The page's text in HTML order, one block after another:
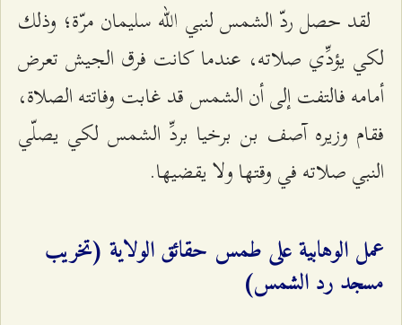
لقد حصل ردّ الشمس لنبي الله سليمان مرّة؛ وذلك
لكي يؤدِّي صلاته، عندما كانت فرق الجيش تعرض
أمامه فالتفت إلى أن الشمس قد غابت وفاتته الصلاة،
فقام وزيره آصف بن برخيا بردِّ الشمس لكي يصلّي
النبي صلاته في وقتها ولا يقضيها.
عمل الوهابية على طمس حقائق الولاية (تخريب
مسجد رد الشمس)